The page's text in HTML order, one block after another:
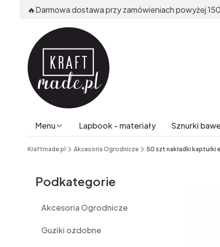
🔥Darmowa dostawa przy zamówieniach powyżej
Menu Lapbook - materiały Sznurki
Kraftmade.pl Akcesoria Ogrodnicze 50 szt nakładki kapturki
Podkategorie
Akcesoria Ogrodnicze
Guziki ozdobne